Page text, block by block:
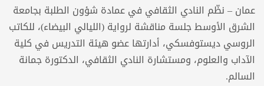
عمان – نظّم النادي الثقافي في عمادة شؤون الطلبة بجامعة
الشرق الأوسط جلسة مناقشة لرواية (الليالي البيضاء)، للكاتب
الروسي ديستوفسكي، أدارتها عضو هيئة التدريس في كلية
الآداب والعلوم، ومستشارة النادي الثقافي، الدكتورة جمانة
السالم.